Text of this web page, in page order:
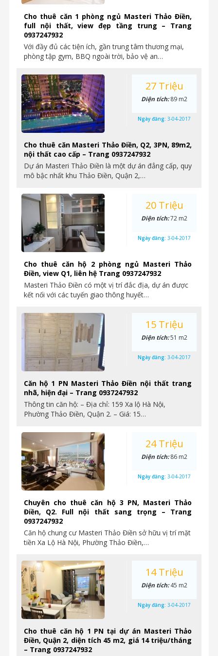
Cho thuê căn 1 phòng ngủ Masteri Thảo Điền,
full nội thất, view đẹp tầng trung – Trang
0937247932
Với đầy đủ các tiện ích, gần trung tâm thương mại,
phòng tập gym, BBQ ngoài trời, bảo vệ an…
Cho thuê căn Masteri Thảo Điền, Q2, 3PN, 89m2,
nội thất cao cấp – Trang 0937247932
Dự án Masteri Thảo Điền là một dự án đẳng cấp, quy
mô bậc nhất khu Thảo Điền, Quận 2,…
27 Triệu
Diện tích:89 m2
Ngày đăng: 3-04-2017
Cho thuê căn hộ 2 phòng ngủ Masteri Thảo
Điền, view Q1, liên hệ Trang 0937247932
Masteri Thảo Điền có một vị trí đắc địa, dự án được
kết nối với các tuyến giao thông huyết…
20 Triệu
Diện tích:72 m2
Ngày đăng: 3-04-2017
Căn hộ 1 PN Masteri Thảo Điền nội thất trang
nhã, hiện đại – Trang 0937247932
Thông tin căn hộ: – Địa chỉ: 159 Xa lộ Hà Nội,
Phường Thảo Điền, Quận 2. – Giá: 15…
15 Triệu
Diện tích:51 m2
Ngày đăng: 3-04-2017
Chuyên cho thuê căn hộ 3 PN, Masteri Thảo
Điền, Q2. Full nội thất sang trọng – Trang
0937247932
Căn hộ chung cư Masteri Thảo Điền sở hữu vị trí mặt
tiền Xa Lộ Hà Nội, Phường Thảo Điền,…
24 Triệu
Diện tích:86 m2
Ngày đăng: 3-04-2017
Cho thuê căn hộ 1 PN tại dự án Masteri Thảo
Điền, Quận 2, diện tích 45 m2, giá 14 triệu/tháng
– Trang 0937247932
14 Triệu
Diện tích:45 m2
Ngày đăng: 3-04-2017